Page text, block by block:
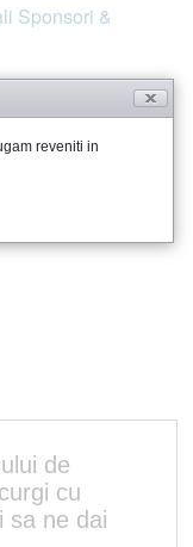
Sponsori &
de
cu
sa ne dai
reveniti in